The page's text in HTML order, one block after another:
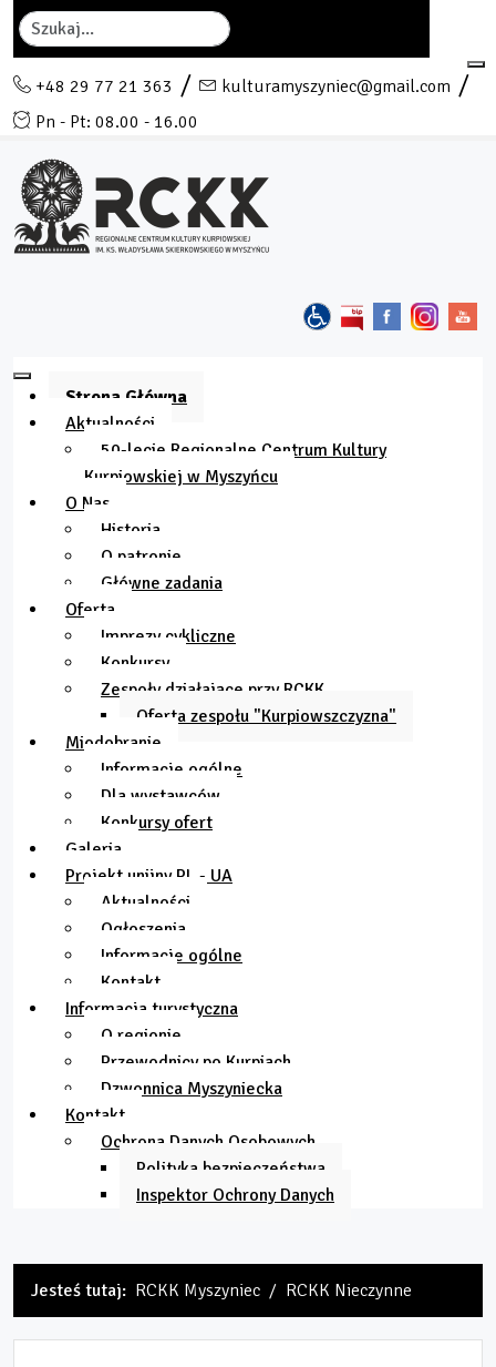
Szukaj
+48 29 77 21 363
kulturamyszyniec@gmail.com
Pn - Pt: 08.00 - 16.00
Strona Główna
Aktualności
50-lecie Regionalne Centrum Kultury
Kurpiowskiej w Myszyńcu
O Nas
Historia
O patronie
Główne zadania
Oferta
Imprezy cykliczne
Konkursy
Zespoły działające przy RCKK
Oferta zespołu "Kurpiowszczyzna"
Miodobranie
Informacje ogólne
Dla wystawców
Konkursy ofert
Galeria
Projekt unijny PL - UA
Aktualności
Ogłoszenia
Informacje ogólne
Kontakt
Informacja turystyczna
O regionie
Przewodnicy po Kurpiach
Dzwonnica Myszyniecka
Kontakt
Ochrona Danych Osobowych
Polityka bezpieczeństwa
Inspektor Ochrony Danych
Jesteś tutaj: RCKK Myszyniec RCKK Nieczynne